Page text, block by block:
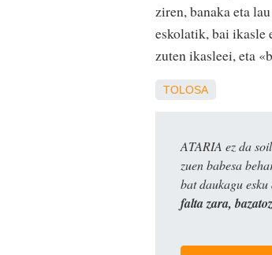
ziren, banaka eta
eskolatik, bai ikasle
zuten ikasleei, eta
TOLOSA
ATARIA ez da
zuen babesa
bat daukagu
falta zara,